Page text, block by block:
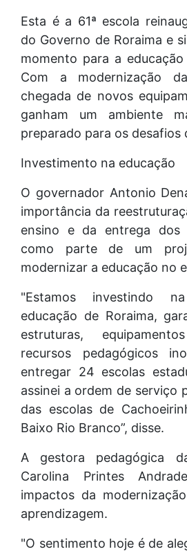
Esta é a 61ª escola
do Governo de Roraima e
momento para a
Com a modernização
chegada de novos
ganham um ambiente
preparado para os desafios
Investimento na educação
O governador Antonio
importância da
ensino e da entrega
como parte de um
modernizar a educação no
"Estamos investindo
educação de Roraima,
estruturas,
recursos pedagógicos
entregar 24 escolas
assinei a ordem de serviço
das escolas de
Baixo Rio Branco”, disse.
A gestora pedagógica
Carolina Printes
impactos da
aprendizagem.
"O sentimento hoje é de